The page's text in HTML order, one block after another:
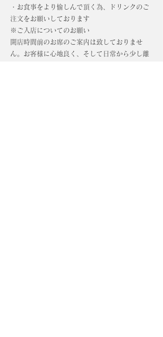
​・お食事をより愉しんで頂く為、ドリンクのご
注文をお願いしております
※ご入店についてのお願い
開店時間前のお席のご案内は致しておりませ
ん。お客様に心地良く、そして日常から少し離